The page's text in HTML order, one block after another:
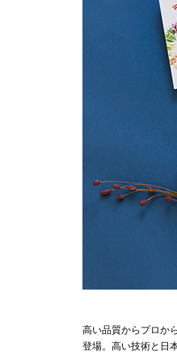
高い品質からプロか
登場。高い技術と日